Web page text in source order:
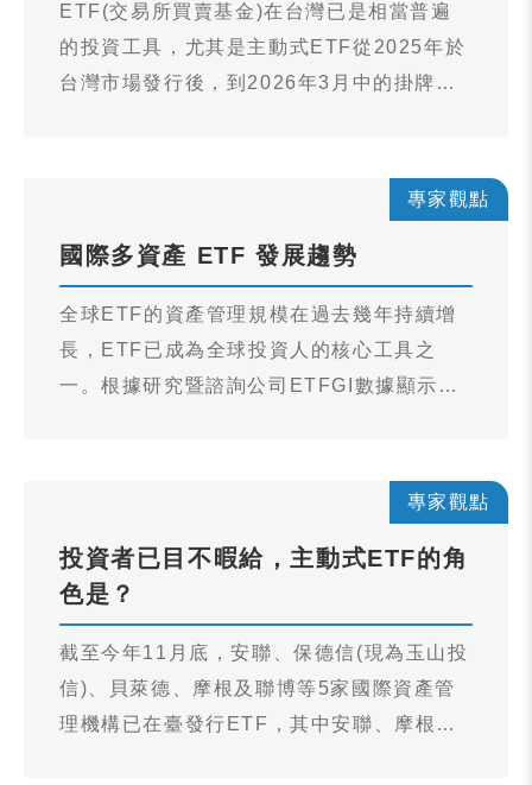
ETF(交易所買賣基金)在台灣已是相當普遍
的投資工具，尤其是主動式ETF從2025年於
台灣市場發行後，到2026年3月中的掛牌檔
時也有了更多元的工具選項。摩根資產管理
認為，主動式ETF的出現，就像自然五元素
金、木、水、火、土一樣，可以在投資人的
專家觀點
國際多資產 ETF 發展趨勢
全球ETF的資產管理規模在過去幾年持續增
長，ETF已成為全球投資人的核心工具之
一。根據研究暨諮詢公司ETFGI數據顯示，
19.44兆美元，再度創下新紀錄。2025年淨
流入資金為2.04兆美元，亦創歷史新高，是
連續第78個月的資金淨流入。 隨著ETF規模
不斷創高，ETF商品種類也快速演化，從單
專家觀點
投資者已目不暇給，主動式ETF的角
色是？
截至今年11月底，安聯、保德信(現為玉山投
信)、貝萊德、摩根及聯博等5家國際資產管
理機構已在臺發行ETF，其中安聯、摩根所